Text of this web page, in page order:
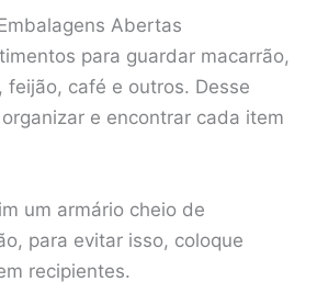
Abertas
para guardar macarrão,
feijão, café e outros. Desse
e encontrar cada item
um armário cheio de
para evitar isso, coloque
recipientes.